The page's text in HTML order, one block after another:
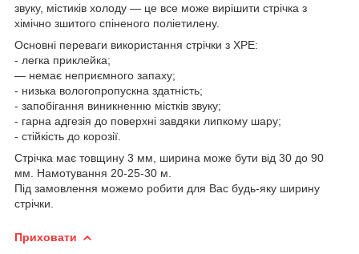
звуку, містиків холоду — це все може вирішити стрічка з
хімічно зшитого спіненого поліетилену.
Основні переваги використання стрічки з XPE:
- легка приклейка;
— немає неприємного запаху;
- низька вологопропускна здатність;
- запобігання виникненню містків звуку;
- гарна адгезія до поверхні завдяки липкому шару;
- стійкість до корозії.
Стрічка має товщину 3 мм, ширина може бути від 30 до 90
мм. Намотування 20-25-30 м.
Під замовлення можемо робити для Вас будь-яку ширину
стрічки.
Приховати